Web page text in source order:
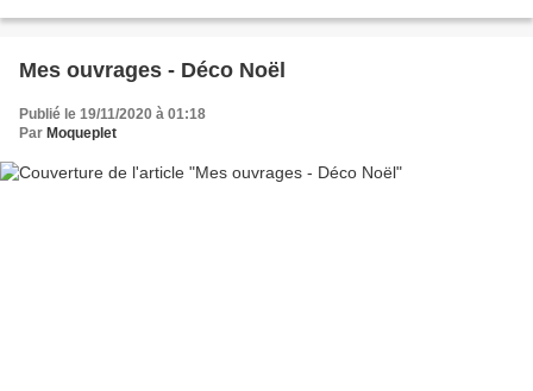
Mes ouvrages - Déco Noël
Publié le 19/11/2020 à 01:18
Par Moqueplet